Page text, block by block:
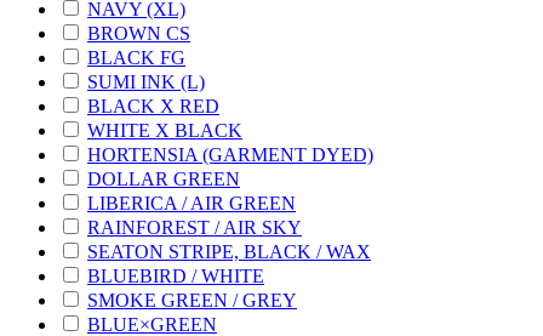
NAVY (XL)
BROWN CS
BLACK FG
SUMI INK (L)
BLACK X RED
WHITE X BLACK
HORTENSIA (GARMENT DYED)
DOLLAR GREEN
LIBERICA / AIR GREEN
RAINFOREST / AIR SKY
SEATON STRIPE, BLACK / WAX
BLUEBIRD / WHITE
SMOKE GREEN / GREY
BLUE×GREEN